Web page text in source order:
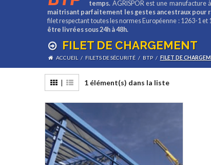
temps. AGRISPOR est une manufacture
maitrisant parfaitement les gestes ancestraux pour
filet respectant toutes les normes Européenne : 1263-1
être livrées sous 24h à 48h.
FILET DE CHARGEMENT
ACCUEIL / FILETS DE SÉCURITÉ / BTP / FILET DE
| 1 élément(s) dans la liste